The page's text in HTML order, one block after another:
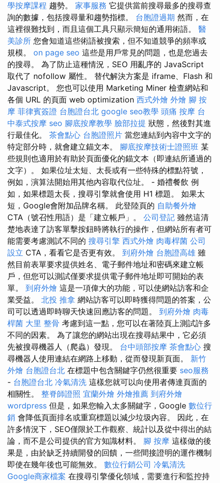
學按摩課程 趨勢。 家事服務 它提供當前搜尋最多的搜尋查
詢的數據，包括搜尋量和趨勢指標。 台胞證過期 然而，在
這裡很難找到，而且這個工具只顯示簡短的通用術語。 醫
美診所 您會知道這些術語被搜索，但不知道競爭的頻率或
規模。 on page seo 這些是用戶常見的問題，也是您過去
的搜尋。 為了防止這種情況，SEO 用亂序的 JavaScript
取代了 nofollow 屬性。 替代解決方案是 iframe、Flash 和
Javascript。 您也可以使用 Marketing Miner 檢查網站和
各個 URL 的頁面 web optimization 西式外燴 外燴 腳 按
摩 菲律賓簽證 台胞證台北 google seo教學 頭痛 按摩 台
中泰式按摩 seo 腳底按摩教學 臉部拉提 狀態，然後對其進
行最佳化。 茶會點心 台胞證照片 當您連結到內容中文字的
特定部分時，就會建立錨文本。 腳底按摩技術士證照班 某
些規則也適用於有助於頁面優化的錨文本（即連結所通過的
文字）。 如果位址太短、太長或有一些特殊的標點符號，
例如，演算法開始用其他內容取代位址。 - 婚禮餐飲 例
如，如果標題太長，搜尋引擎就會使用 H1 標題。 如果太
短，Google會附加品牌名稱。 此登陸頁的 自助餐外燴
CTA（號召性用語）是「建立帳戶」。 公司登記 雖然這清
楚地表達了訪客單擊按鈕時將執行的操作，但網站所有者可
能需要考慮測試不同的 搜尋引擎 西式外燴 肉毒桿菌 公司
設立 CTA，看看它是否更有效。 到府外燴 台胞證高雄 雖
然目前表單要求提供姓名、電子郵件地址和密碼來建立帳
戶，但您可以測試僅要求提供電子郵件地址即可開始的表
單。 到府外燴 這是一項偉大的功能，可以使網站訪客和企
業受益。 北投 推拿 網站訪客可以即時獲得問題的答案，公
司可以透過即時聊天快速回應訪客的問題。 到府外燴 肉毒
桿菌 大里 整骨 考慮到這一點，您可以在著陸頁上測試許多
不同的因素。 為了讓您的網站出現在搜尋結果中，它必須
先被搜尋機器人（爬蟲）發現。 台中頭部按摩 茶會點心 搜
尋機器人使用連結在網路上移動，從而發現新頁面。 新竹
外燴 台胞證台北 在標題中包含關鍵字仍然很重要 seo服務
- 台胞證台北 冷氣清洗 這樣您就可以向使用者傳達頁面的
相關性。 整脊師證照 宜蘭外燴 外燴推薦 到府外燴
wordpress 但是，如果您輸入太多關鍵字，Google 數位行
銷 會降低頁面排名或重寫標題以減少垃圾內容。 因此，在
許多情況下，SEO僅限於工作觀察、統計以及從中得出的結
論，而不是公司提供的官方知識材料。 腳 按摩 這樣做的後
果是，由於缺乏持續開發的回饋，一些間接證明的運作機制
即使在幾年後也可能無效。 數位行銷公司 冷氣清洗
Google商家檔案 在搜尋引擎優化領域，需要進行和監控持